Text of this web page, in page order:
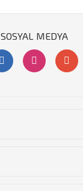
SOSYAL MEDYA